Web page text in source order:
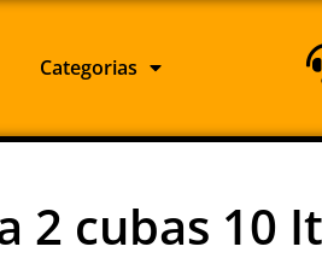
Categorias
2 cubas 10